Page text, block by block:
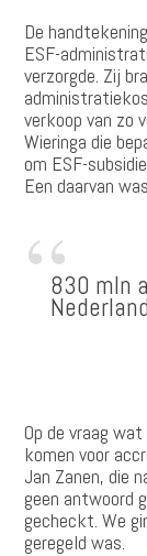
De
ESF-
verzorgde. Zij
verkoop van zo
Wieringa die
om ESF-
Een daarvan
830 mln
Nederland
Op de vraag
komen voor
Jan Zanen, die
geen antwoord
gecheckt. We
geregeld was.